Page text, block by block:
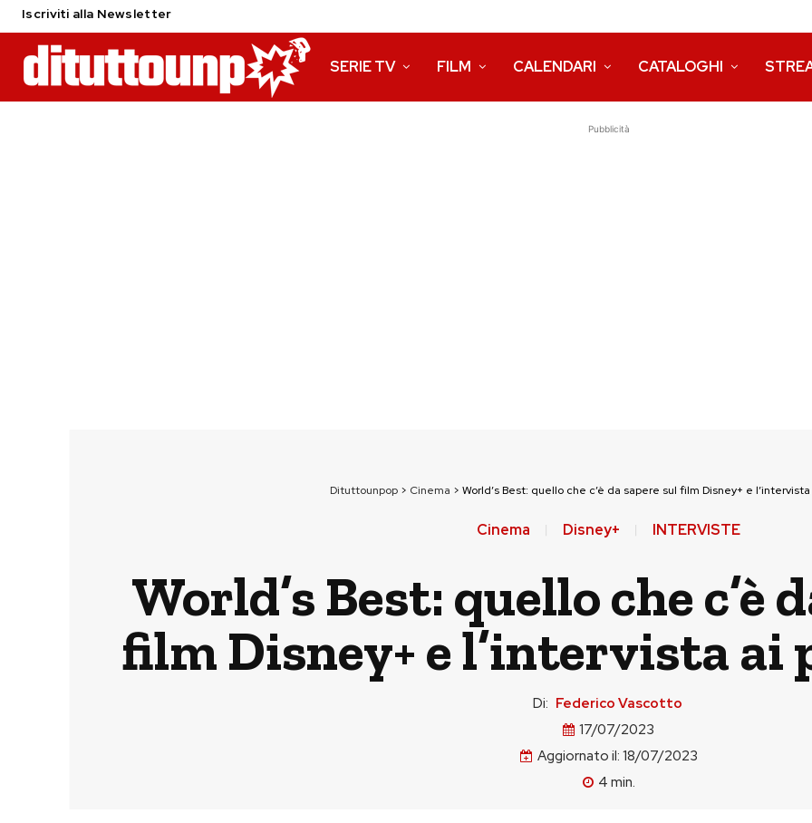
Iscriviti alla Newsletter
SERIE TV FILM CALENDARI CATALOGHI
Pubblicità
Dituttounpop > Cinema > World’s Best: quello che c’è da sapere sul film Disney+ e
Cinema Disney+ INTERVISTE
World’s Best: quello che c’è
film Disney+ e l’intervista
Di: Federico Vascotto
17/07/2023
Aggiornato il: 18/07/2023
4 min.